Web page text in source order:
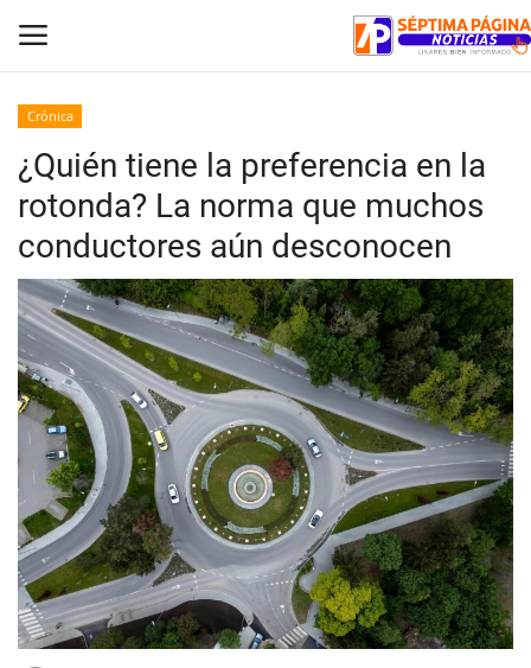
Inicio
Crónica
Policial
Tribunales
Deporte
Política
Espectáculos
Crónica
¿Quién tiene la preferencia en la
rotonda? La norma que muchos
conductores aún desconocen